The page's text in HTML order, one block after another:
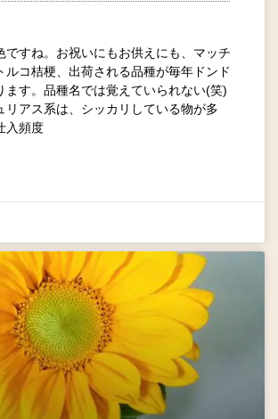
ですね。お祝いにもお供えにも、マッチ
ルコ桔梗、出荷される品種が毎年ドンド
ます。品種名では覚えていられない(笑)
リアス系は、シッカリしている物が多
入頻度